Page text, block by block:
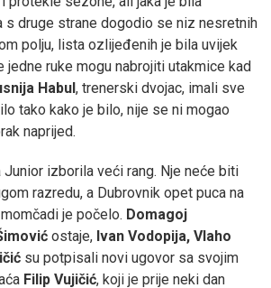
s druge strane dogodio se niz nesretnih
polju, lista ozlijeđenih je bila uvijek
jedne ruke mogu nabrojiti utakmice kad
Habul, trenerski dvojac, imali sve
tako kako je bilo, nije se ni mogao
naprijed.
izborila veći rang. Nje neće biti
razredu, a Dubrovnik opet puca na
je počelo. Domagoj
ostaje, Ivan Vodopija, Vlaho
su potpisali novi ugovor sa svojim
Filip Vujičić, koji je prije neki dan